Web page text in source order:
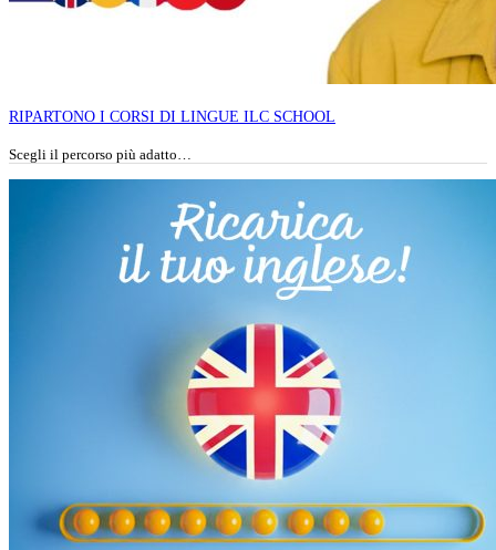
RIPARTONO I CORSI DI LINGUE ILC SCHOOL
Scegli il percorso più adatto…